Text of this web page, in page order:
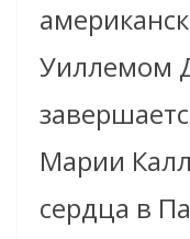
Уиллемом
Марии
сердца в